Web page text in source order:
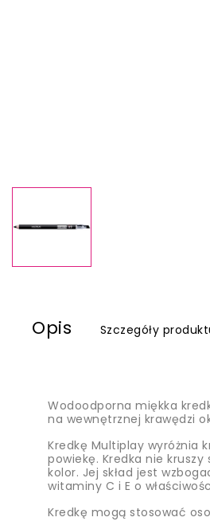
Opis Szczegóły
Wodoodporna miękka
na wewnętrznej krawędzi
Kredkę Multiplay wyróżnia
powiekę. Kredka nie
kolor. Jej skład jest
witaminy C i E o
Kredkę mogą stosować